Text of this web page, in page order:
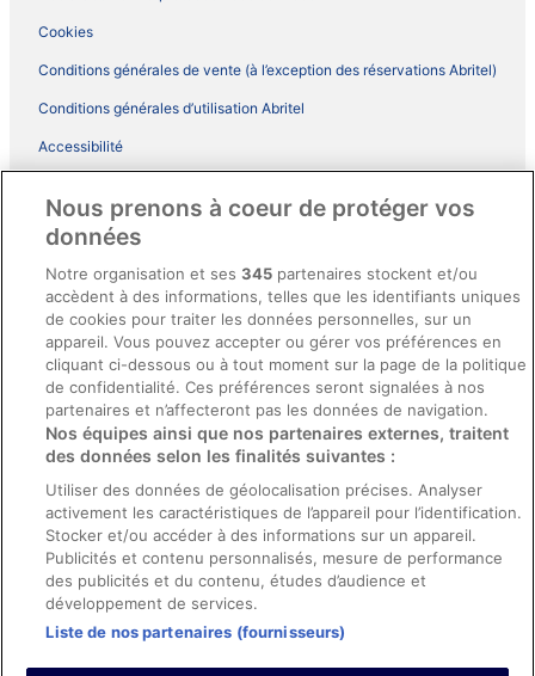
Cookies
Conditions générales de vente (à l’exception des réservations Abritel)
Conditions générales d’utilisation Abritel
Accessibilité
Conditions générales du programme BONUS+ d’ebookers
Directives de contenu et signalement de contenus
Aide
Soutien
Annuler votre réservation d’hôtel ou de propriété de vacances
Échéances de remboursement
Utiliser un coupon ebookers
Nous prenons à coeur de protéger vos
données
Notre organisation et ses345 partenaires stockent et/ou
accèdent à des informations, telles que les identifiants uniques
de cookies pour traiter les données personnelles, sur un
appareil. Vous pouvez accepter ou gérer vos préférences en
cliquant ci-dessous ou à tout moment sur la page de la politique
de confidentialité. Ces préférences seront signalées à nos
partenaires et n’affecteront pas les données de navigation.
Nos équipes ainsi que nos partenaires externes, traitent
des données selon les finalités suivantes :
Utiliser des données de géolocalisation précises. Analyser
activement les caractéristiques de l’appareil pour l’identification.
Stocker et/ou accéder à des informations sur un appareil.
Publicités et contenu personnalisés, mesure de performance
des publicités et du contenu, études d’audience et
développement de services.
Liste de nos partenaires (fournisseurs)